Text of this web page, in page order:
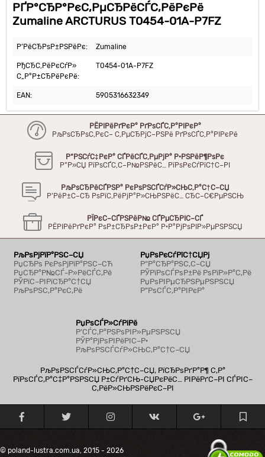
РҐР°СЂР°РєС‚РµСЂРёСЃС‚РёРєРё
Zumaline ARCTURUS T0454-01A-P7FZ
Р’РёСЂРѕР±РЅРёРє: Zumaline
РђСЂС‚РёРєСѓР»
С„Р°Р±СЂРёРєРё:
T0454-01A-P7FZ
EAN: 5905316632349
РЁРІРёРґРєР° РґРѕСЃС‚Р°РІРєР°
РљРѕСЂРѕС‚РєС– С‚РµСЂРјС–РЅРё РґРѕСЃС‚Р°РІРєРё
Р“РЅСѓС‡РєР° СЃРёСЃС‚РµРјР° Р·РЅРёР¶РѕРє
Р”Р»СЏ РїРѕСЃС‚С–Р№РЅРёС… РїРѕРєСѓРїС†С–РІ
РљРѕСЂРёСЃРЅР° РєРѕРЅСЃСѓР»СЊС‚Р°С†С–СЏ
Р’РёР±С–СЂ РѕРїС‚РёРјР°Р»СЊРЅРёС… СЂС–С€РµРЅСЊ
РЇРєС–СЃРЅРёР№ СЃРµСЂРІС–СЃ
РЁРІРёРґРєР° РѕР±СЂРѕР±РєР° Р·Р°РјРѕРІР»РµРЅРЅСЏ
РљРѕРјРїР°РЅС–СЏ
РџСЂРѕ РєРѕРјРїР°РЅС–СЋ
РџСЂР°Р№СЃ-Р»РёСЃС‚Рё
РЎРїС–РІРїСЂР°С†СЏ
РљРѕРЅС‚Р°РєС‚Рё
РџРѕРєСѓРїС†СЏРј
Р“Р°СЂР°РЅС‚С–СЏ
РЎРїРѕСЃРѕР±Рё РѕРїР»Р°С‚Рё
РџРѕРІРµСЂРЅРµРЅРЅСЏ
Р”РѕСЃС‚Р°РІРєР°
РџРѕСЃР»СѓРіРё
Р’СЃС‚Р°РЅРѕРІР»РµРЅРЅСЏ
РЎР°РјРѕРІРёРІС–Р·
РљРѕРЅСЃСѓР»СЊС‚Р°С†С–СЏ
РљРѕРЅСЃСѓР»СЊС‚Р°С†С–СЏ, РїСЂРѕРґР°Р¶ С‚Р°
РїРѕСЃС‚Р°С‡Р°РЅРЅСЏ Р±СѓРґСЊ-СЏРєРёС… РІРёРґС–РІ СЃРІС–
С‚РёР»СЊРЅРёРєС–РІ
© poland-lustra.com.ua, 2015 - 2026